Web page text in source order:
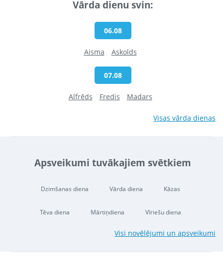
Vārda dienu svin:
06.08
Aisma Askolds
07.08
Alfrēds Fredis Madars
Visas vārda dienas
Apsveikumi tuvākajiem svētkiem
Dzimšanas diena Vārda diena Kāzas
Tēva diena Mārtiņdiena Vīriešu diena
Visi novēlējumi un apsveikumi